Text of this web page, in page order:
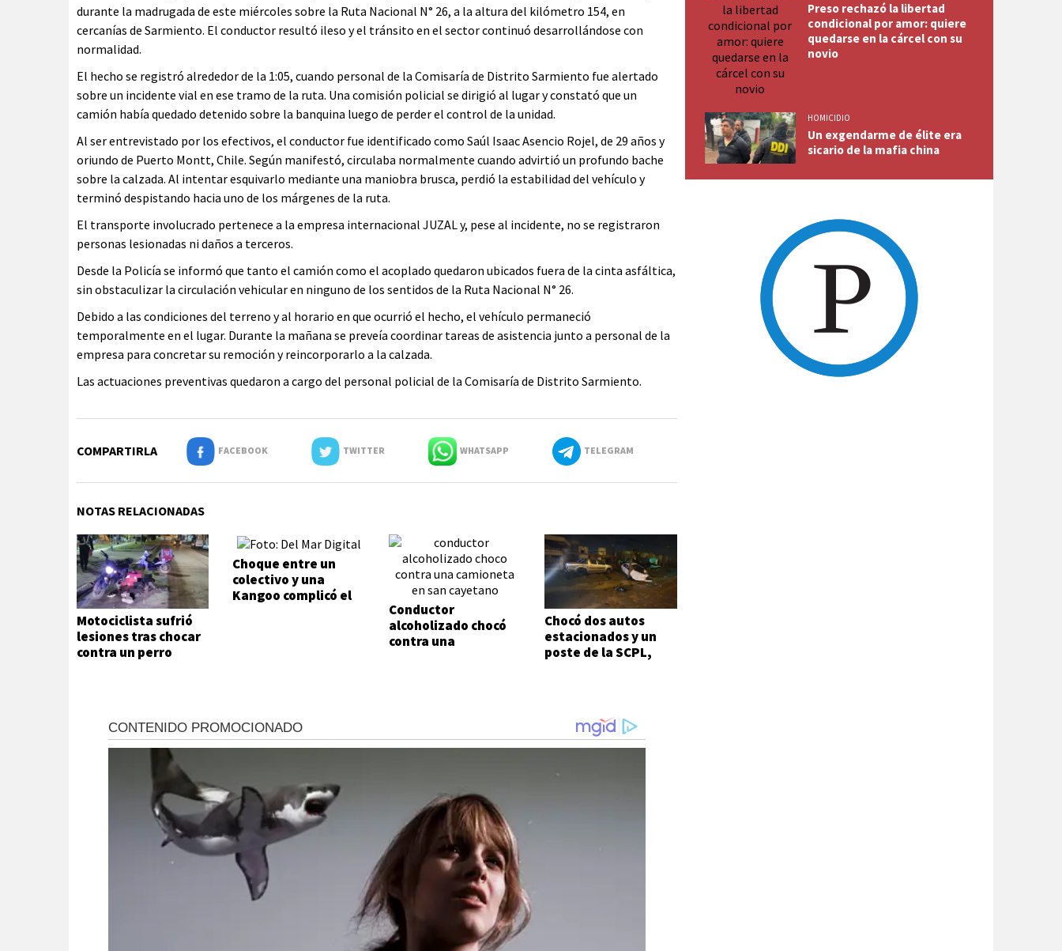
durante la madrugada de este miércoles sobre la Ruta Nacional N° 26, a la altura del kilómetro 154, en
cercanías de Sarmiento. El conductor resultó ileso y el tránsito en el sector continuó desarrollándose con
normalidad.
El hecho se registró alrededor de la 1:05, cuando personal de la Comisaría de Distrito Sarmiento fue alertado
sobre un incidente vial en ese tramo de la ruta. Una comisión policial se dirigió al lugar y constató que un
camión había quedado detenido sobre la banquina luego de perder el control de la unidad.
Al ser entrevistado por los efectivos, el conductor fue identificado como Saúl Isaac Asencio Rojel, de 29 años y
oriundo de Puerto Montt, Chile. Según manifestó, circulaba normalmente cuando advirtió un profundo bache
sobre la calzada. Al intentar esquivarlo mediante una maniobra brusca, perdió la estabilidad del vehículo y
terminó despistando hacia uno de los márgenes de la ruta.
El transporte involucrado pertenece a la empresa internacional JUZAL y, pese al incidente, no se registraron
personas lesionadas ni daños a terceros.
Desde la Policía se informó que tanto el camión como el acoplado quedaron ubicados fuera de la cinta asfáltica,
sin obstaculizar la circulación vehicular en ninguno de los sentidos de la Ruta Nacional N° 26.
Debido a las condiciones del terreno y al horario en que ocurrió el hecho, el vehículo permaneció
temporalmente en el lugar. Durante la mañana se preveía coordinar tareas de asistencia junto a personal de la
empresa para concretar su remoción y reincorporarlo a la calzada.
Las actuaciones preventivas quedaron a cargo del personal policial de la Comisaría de Distrito Sarmiento.
COMPARTIRLA FACEBOOK TWITTER WHATSAPP TELEGRAM
NOTAS RELACIONADAS
Motociclista sufrió
lesiones tras chocar
contra un perro
Choque entre un
colectivo y una
Kangoo complicó el
Conductor
alcoholizado chocó
contra una
Chocó dos autos
estacionados y un
poste de la SCPL,
Preso rechazó la libertad
condicional por amor: quiere
quedarse en la cárcel con su
novio
HOMICIDIO
Un exgendarme de élite era
sicario de la mafia china